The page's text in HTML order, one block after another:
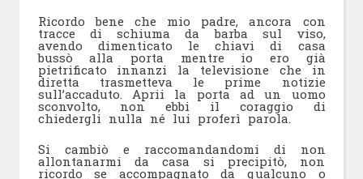
Ricordo bene che mio padre, ancora con
tracce di schiuma da barba sul viso,
avendo dimenticato le chiavi di casa
bussò alla porta mentre io ero già
pietrificato innanzi la televisione che in
diretta trasmetteva le prime notizie
sull’accaduto. Aprii la porta ad un uomo
sconvolto, non ebbi il coraggio di
chiedergli nulla né lui proferì parola.
Si cambiò e raccomandandomi di non
allontanarmi da casa si precipitò, non
ricordo se accompagnato da qualcuno o